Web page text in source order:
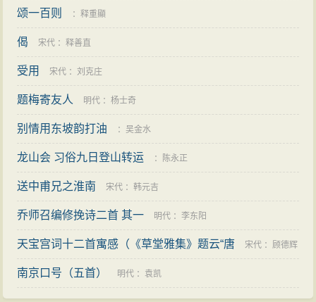
芳的郊野。群鸟的喧嚷越发衬出傍晚江面的宁静，遍地
繁花恰似与满天落霞争美斗艳。鸟儿尚知归来，而人却
离乡远去，何况故乡正满目春色如画，直教人流连难
无怪诗人叹息:“去矣方滞淫，怀哉罢欢宴。”这两句巧
用此处字义可作两解的特点，既抒发了将要久客在外的
离愁和对旧日欢宴生活的怀念，又写出了诗人已去而复
的节奏感。
至此登临之意已经写尽，往下似乎无可再写。但诗
颂一百则 ：释重顯
偈 宋代 ：释善直
受用 宋代 ：刘克庄
题梅寄友人 明代 ：杨士奇
别情用东坡韵打油 ：吴金水
龙山会 习俗九日登山转运 ： 陈永正
送中甫兄之淮南 宋代 ：韩元吉
乔师召编修挽诗二首 其一 明代 ：李东阳
天宝宫词十二首寓感（《草堂雅集》题云“唐 宋代 ：顾德辉
南京口号（五首） 明代 ： 袁凯